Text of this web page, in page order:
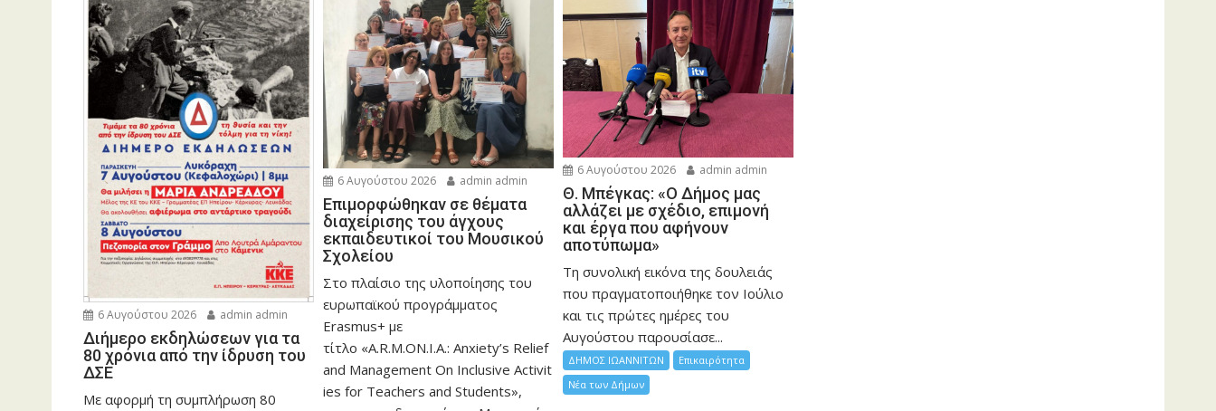
6 Αυγούστου 2026 admin admin
Διήμερο εκδηλώσεων για τα
80 χρόνια από την ίδρυση του
ΔΣΕ
Με αφορμή τη συμπλήρωση 80
6 Αυγούστου 2026 admin admin
Eπιμορφώθηκαν σε θέματα
διαχείρισης του άγχους
εκπαιδευτικοί του Μουσικού
Σχολείου
Στο πλαίσιο της υλοποίησης του
ευρωπαϊκού προγράμματος
Erasmus+ με
τίτλο «A.R.M.ON.I.A.: Anxiety’s Relief
and Management On Inclusive Activit
ies for Teachers and Students»,
6 Αυγούστου 2026 admin admin
Θ. Μπέγκας: «Ο Δήμος μας
αλλάζει με σχέδιο, επιμονή
και έργα που αφήνουν
αποτύπωμα»
Τη συνολική εικόνα της δουλειάς
που πραγματοποιήθηκε τον Ιούλιο
και τις πρώτες ημέρες του
Αυγούστου παρουσίασε...
ΔΗΜΟΣ ΙΩΑΝΝΙΤΩΝ
Επικαιρότητα
Νέα των Δήμων